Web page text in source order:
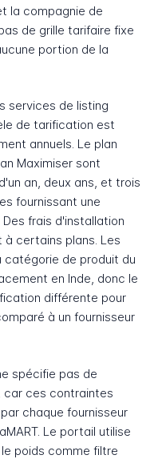
la compagnie de
de grille tarifaire fixe
portion de la
services de listing
de tarification est
annuels. Le plan
Maximiser sont
an, deux ans, et trois
fournissant une
frais d'installation
à certains plans. Les
catégorie de produit du
en Inde, donc le
différente pour
à un fournisseur
spécifie pas de
car ces contraintes
chaque fournisseur
Le portail utilise
poids comme filtre